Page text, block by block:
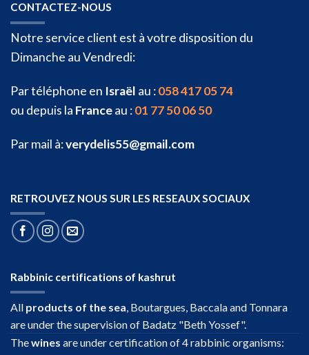
CONTACTEZ-NOUS
Notre service client est à votre disposition du
Dimanche au Vendredi:
Par téléphone en Israël au :058 417 05 74
ou depuis la Franceau :01 77 50 06 50
Par mail à:verydelis55@gmail.com
RETROUVEZ NOUS SUR LES RESEAUX SOCIAUX
Rabbinic certifications of kashrut
All products of the sea , Boutargues, Baccala and Tonnara
are under the supervision of Badatz "Beth Yossef".
Thewines are under certification of 4 rabbinic organisms: